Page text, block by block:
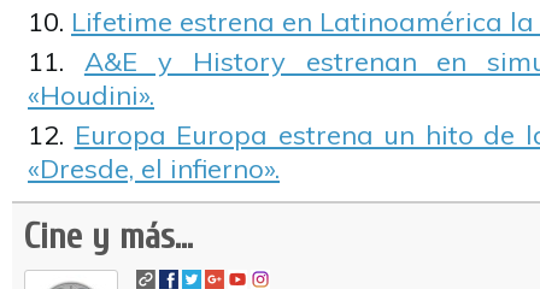
Lifetime estrena en Latinoamérica la
A&E y History estrenan en
«Houdini».
Europa Europa estrena un hito de
«Dresde, el infierno».
Cine y más...